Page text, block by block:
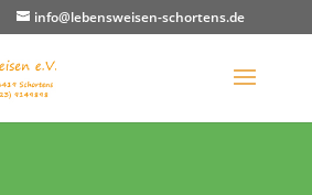
info@lebensweisen-schortens.de